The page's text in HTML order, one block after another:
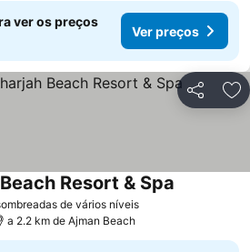
ver os preços
Ver preços
Partilhar
de vários níveis
Resort & Spa
a 2.2 km de Ajman Beach